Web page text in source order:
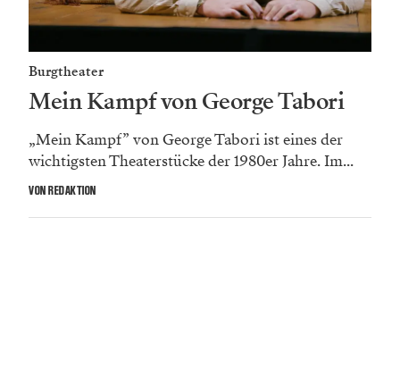
Burgtheater
Mein Kampf von George Tabori
„Mein Kampf” von George Tabori ist eines der
wichtigsten Theaterstücke der 1980er Jahre. Im...
VON REDAKTION